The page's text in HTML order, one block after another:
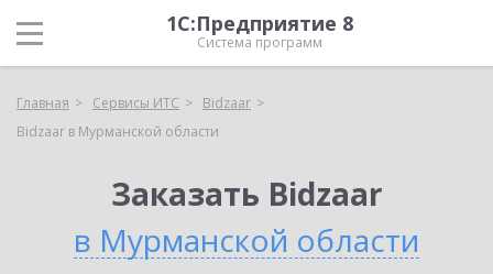
1С:Предприятие 8
Система программ
Главная Сервисы ИТС
Bidzaar
Bidzaar в Мурманской области
Заказать Bidzaar
в Мурманской области